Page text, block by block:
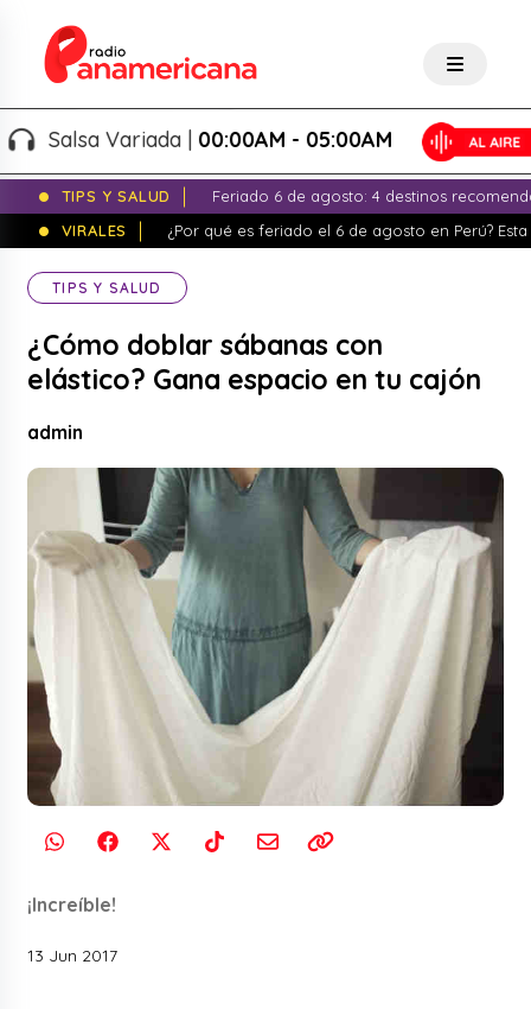
Salsa Variada |00:00AM - 05:00AM
TIPS Y SALUD
Feriado 6 de agosto: 4 destinos
VIRALES
¿Por qué es feriado el 6 de agosto en Perú?
TIPS Y SALUD
¿Cómo doblar sábanas con
elástico? Gana espacio en tu cajón
admin
¡Increíble!
13 Jun 2017